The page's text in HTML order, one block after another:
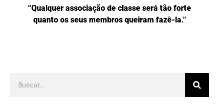
“Qualquer associação de classe será tão forte
quanto os seus membros queiram fazê-la.”